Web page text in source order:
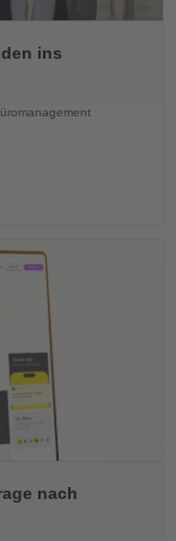
ins
nach